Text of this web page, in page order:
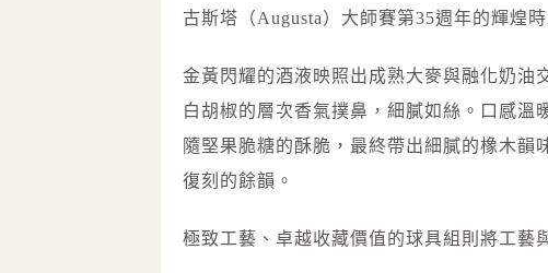
古斯塔（Augusta）大師賽第35週年的輝煌時
金黃閃耀的酒液映照出成熟大麥與融化奶油
白胡椒的層次香氣撲鼻，細膩如絲。口感
隨堅果脆糖的酥脆，最終帶出細膩的橡木
復刻的餘韻。
極致工藝、卓越收藏價值的球具組則將工藝